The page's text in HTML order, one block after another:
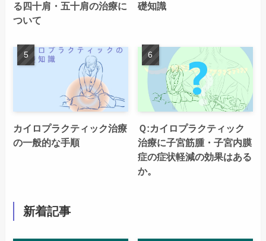
る四十肩・五十肩の治療に
ついて
礎知識
カイロプラクティック治療
の一般的な手順
Ｑ:カイロプラクティック
治療に子宮筋腫・子宮内膜
症の症状軽減の効果はある
か。
新着記事